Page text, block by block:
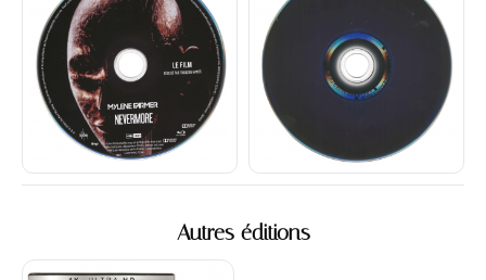
Autres éditions